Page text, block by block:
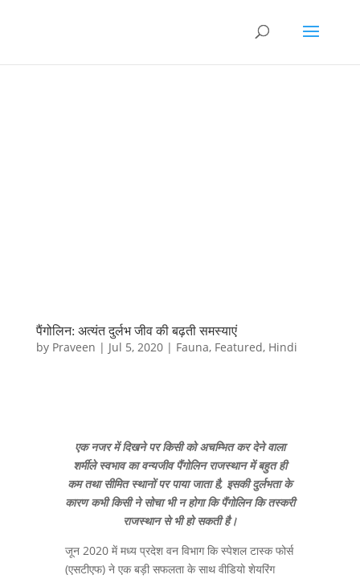
पैंगोलिन: अत्यंत दुर्लभ जीव की बढ़ती समस्याएं
by Praveen | Jul 5, 2020| Fauna, Featured, Hindi
एक नजर में दिखने पर किसी को अचम्भित कर देने वाला
शर्मीले स्वभाव का वन्यजीव पैंगोलिन राजस्थान में बहुत ही
कम तथा सीमित स्थानों पर पाया जाता है, इसकी दुर्लभता के
कारण कभी किसी ने सोचा भी न होगा कि पैंगोलिन कि तस्करी
राजस्थान से भी हो सकती है।
जून 2020 में मध्य प्रदेश वन विभाग कि स्पेशल टास्क फोर्स
(एसटीएफ) ने एक बड़ी सफलता के साथ वीडियो शेयरिंग